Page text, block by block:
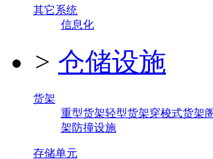
其它系统
信息化
> 仓储设施
货架
重型货架轻型货架穿梭式货架
架防撞设施
存储单元